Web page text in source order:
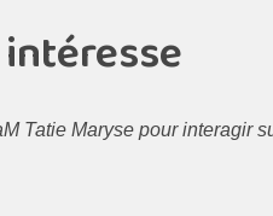
Tatie Maryse pour interagir